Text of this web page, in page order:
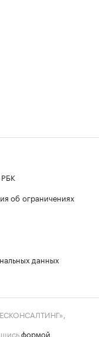
об ограничениях
данных
формой